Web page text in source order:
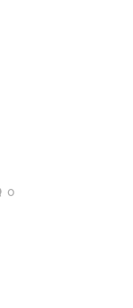
0